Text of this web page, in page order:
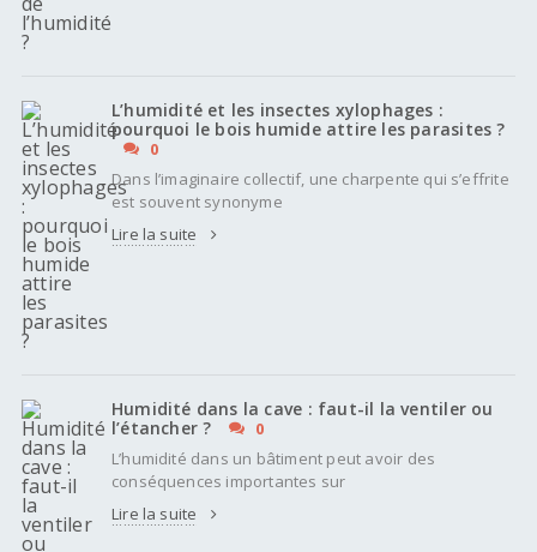
L’humidité et les insectes xylophages :
pourquoi le bois humide attire les parasites ?
0
Dans l’imaginaire collectif, une charpente qui s’effrite
est souvent synonyme
Lire la suite
Humidité dans la cave : faut-il la ventiler ou
l’étancher ?
0
L’humidité dans un bâtiment peut avoir des
conséquences importantes sur
Lire la suite